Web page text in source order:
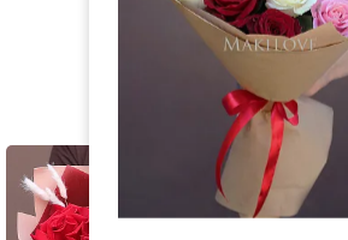
Смотреть все открытки
РЕКОМЕНДУЕМ